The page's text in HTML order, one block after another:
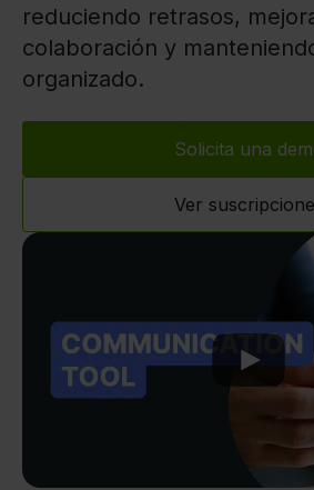
Play
reduciendo retrasos,
colaboración y
organizado.
Solicita una
Ver